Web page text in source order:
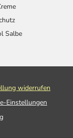
Salbe
widerrufen
Einstellungen